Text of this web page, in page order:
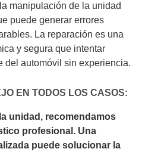
manipulación de la unidad
puede generar errores
La reparación es una
y segura que intentar
del automóvil sin experiencia.
EN TODOS LOS CASOS:
unidad, recomendamos
profesional. Una
puede solucionar la